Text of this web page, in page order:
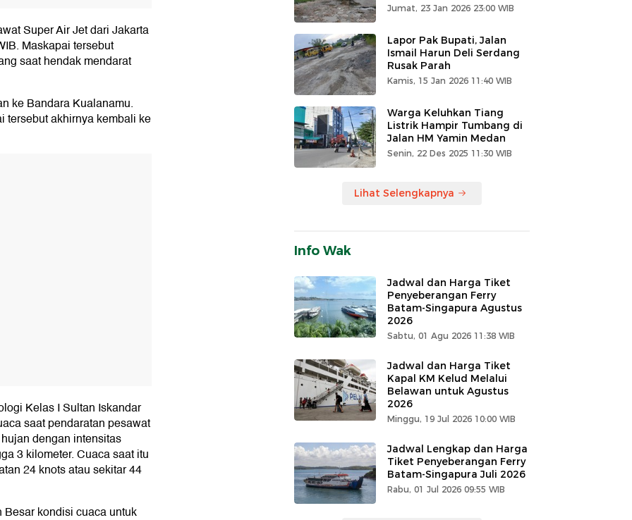
Super Air Jet dari Jakarta
Maskapai tersebut
saat hendak mendarat
ke Bandara Kualanamu.
tersebut akhirnya kembali ke
Kelas I Sultan Iskandar
saat pendaratan pesawat
dengan intensitas
3 kilometer. Cuaca saat itu
24 knots atau sekitar 44
kondisi cuaca untuk
Jumat, 23 Jan 2026 23:00 WIB
Lapor Pak Bupati, Jalan
Ismail Harun Deli Serdang
Rusak Parah
Kamis, 15 Jan 2026 11:40 WIB
Warga Keluhkan Tiang
Listrik Hampir Tumbang di
Jalan HM Yamin Medan
Senin, 22 Des 2025 11:30 WIB
Lihat Selengkapnya
Info Wak
Jadwal dan Harga Tiket
Penyeberangan Ferry
Batam-Singapura Agustus
2026
Sabtu, 01 Agu 2026 11:38 WIB
Jadwal dan Harga Tiket
Kapal KM Kelud Melalui
Belawan untuk Agustus
2026
Minggu, 19 Jul 2026 10:00 WIB
Jadwal Lengkap dan Harga
Tiket Penyeberangan Ferry
Batam-Singapura Juli 2026
Rabu, 01 Jul 2026 09:55 WIB